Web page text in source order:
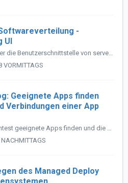
-
Ein kurzer Überblick über die Benutzerschnittstelle von servereye <Managed Deploy> (nachfolgend nur Managed Deploy genannt). Es werden die wichtigsten...
VORMITTAGS
Geeignete Apps finden
Verbindungen einer App
Beschreibung: Du möchtest geeignete Apps finden und die Details und Verbindungen einer App sehen? Führe folgende Schritte aus: Filtere den Katalog, i...
des Managed Deploy